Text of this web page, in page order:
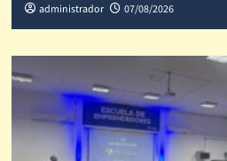
administrador 07/08/2026